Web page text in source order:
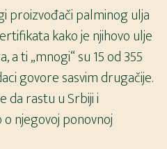
proizvođači palminog ulja
kako je njihovo ulje
a ti „mnogi“ su 15 od 355
govore sasvim drugačije.
da rastu u Srbiji i
njegovoj ponovnoj